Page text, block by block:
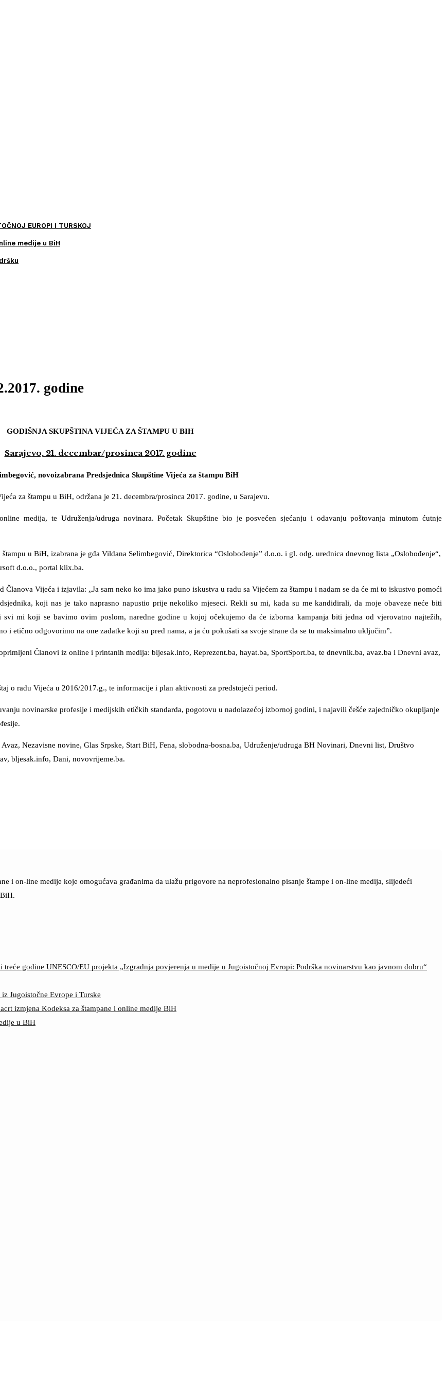
EUROPI I TURSKOJ
medije u BiH
godine
GODIŠNJA SKUPŠTINA VIJEĆA ZA ŠTAMPU U BIH
Sarajevo, 21. decembar/prosinca 2017. godine
novoizabrana Predsjednica Skupštine Vijeća za štampu BiH
za štampu u BiH, održana je 21. decembra/prosinca 2017. godine, u Sarajevu.
medija, te Udruženja/udruga novinara. Početak Skupštine bio je posvećen sjećanju i odavanju poštovanja minutom ćutnje
u BiH, izabrana je gđa Vildana Selimbegović, Direktorica “Oslobođenje” d.o.o. i gl. odg. urednica dnevnog lista „Oslobođenje“,
d.o.o., portal klix.ba.
Vijeća i izjavila: „Ja sam neko ko ima jako puno iskustva u radu sa Vijećem za štampu i nadam se da će mi to iskustvo pomoći
koji nas je tako naprasno napustio prije nekoliko mjeseci. Rekli su mi, kada su me kandidirali, da moje obaveze neće biti
mi koji se bavimo ovim poslom, naredne godine u kojoj očekujemo da će izborna kampanja biti jedna od vjerovatno najtežih,
etično odgovorimo na one zadatke koji su pred nama, a ja ću pokušati sa svoje strane da se tu maksimalno uključim”.
Članovi iz online i printanih medija: bljesak.info, Reprezent.ba, hayat.ba, SportSport.ba, te dnevnik.ba, avaz.ba i Dnevni avaz,
o radu Vijeća u 2016/2017.g., te informacije i plan aktivnosti za predstojeći period.
novinarske profesije i medijskih etičkih standarda, pogotovu u nadolazećoj izbornoj godini, i najavili češće zajedničko okupljanje
Nezavisne novine, Glas Srpske, Start BiH, Fena, slobodna-bosna.ba, Udruženje/udruga BH Novinari, Dnevni list, Društvo
bljesak.info, Dani, novovrijeme.ba.
i on-line medije koje omogućava građanima da ulažu prigovore na neprofesionalno pisanje štampe i on-line medija, slijedeći
godine UNESCO/EU projekta „Izgradnja povjerenja u medije u Jugoistočnoj Evropi: Podrška novinarstvu kao javnom dobru“
Jugoistočne Evrope i Turske
izmjena Kodeksa za štampane i online medije BiH
u BiH